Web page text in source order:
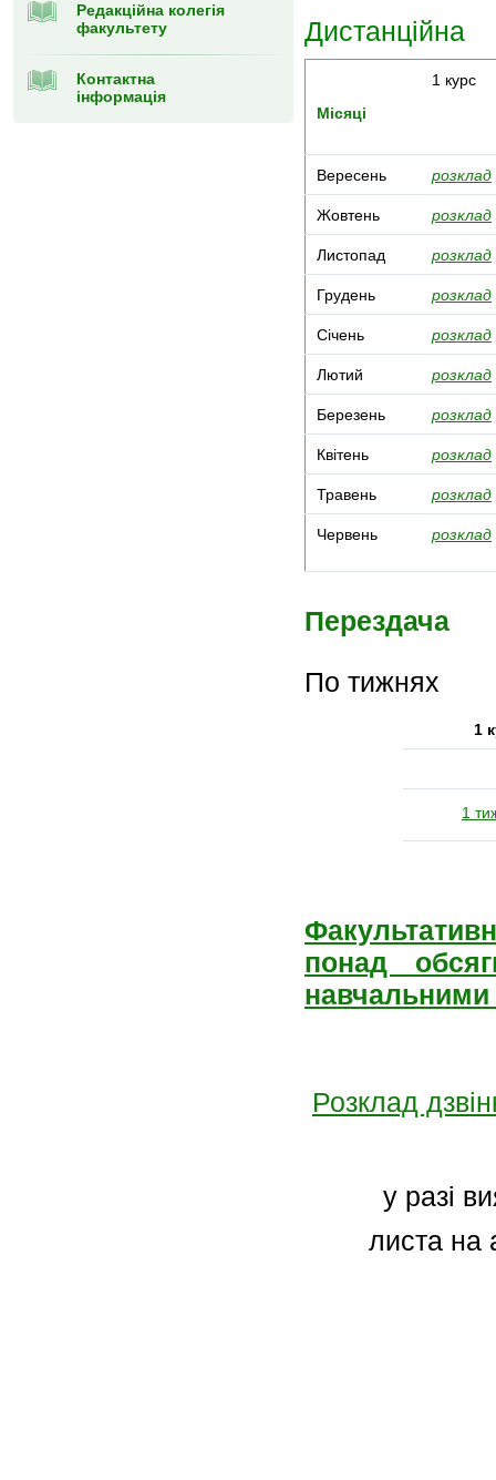
Редакційна колегія
факультету
Контактна
інформація
Дистанційна
Місяці
1 курс
Вересень розклад
Жовтень розклад
Листопад розклад
Грудень розклад
Січень розклад
Лютий розклад
Березень розклад
Квітень розклад
Травень розклад
Червень розклад
Перездача
По тижнях
1
1
понад
Розклад
у разі
листа на